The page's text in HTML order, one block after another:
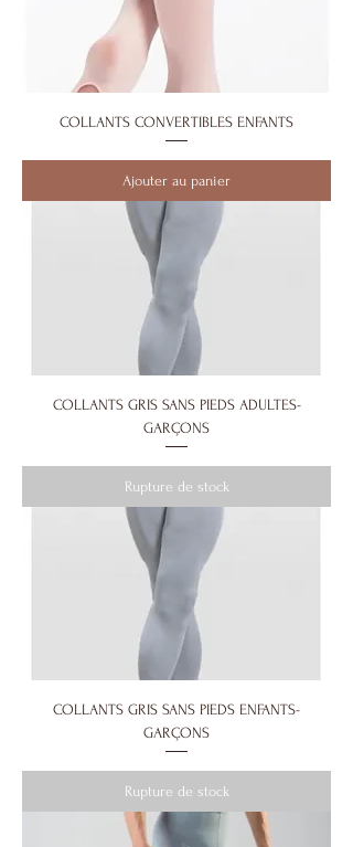
COLLANTS CONVERTIBLES ENFANTS
Ajouter au panier
COLLANTS GRIS SANS PIEDS ADULTES-
GARÇONS
Rupture de stock
COLLANTS GRIS SANS PIEDS ENFANTS-
GARÇONS
Rupture de stock